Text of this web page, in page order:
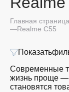
Главная страница
Realme C55
Показать
Современные
жизнь проще —
становятся